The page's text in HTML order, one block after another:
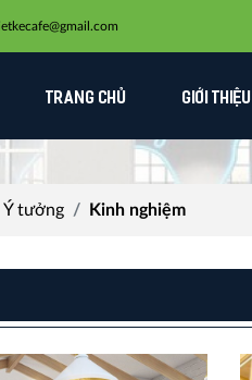
TRANG CHỦ GIỚI THIỆU
Ý tưởng Kinh nghiệm